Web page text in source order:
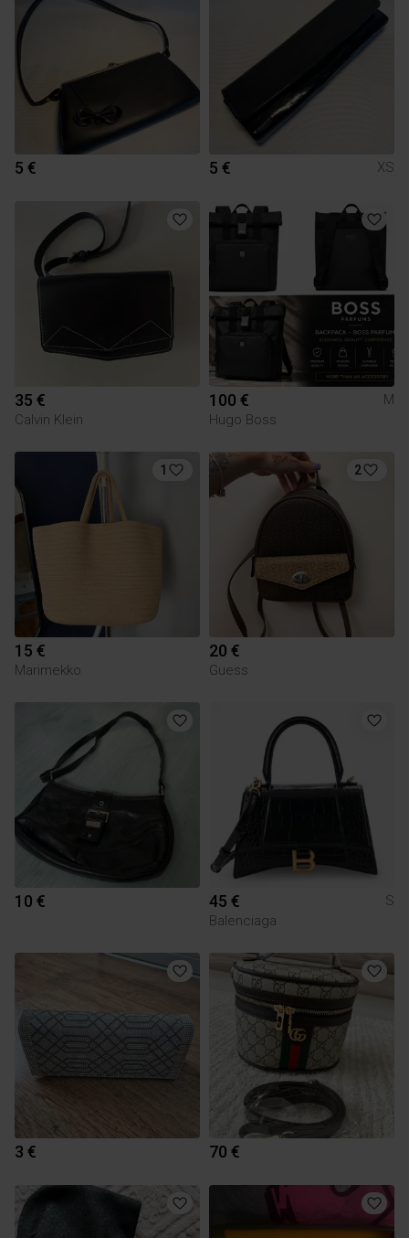
5 € 5 € XS
35 €
Calvin Klein
100 €
M
Hugo Boss
1
15 €
Marimekko
2
20 €
Guess
10 € 45 €
S
Balenciaga
3 € 70 €